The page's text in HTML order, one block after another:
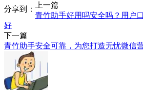
分享到：
上一篇
青竹助手好用吗安全吗？用户
好
下一篇
青竹助手安全可靠，为您打造无忧微信